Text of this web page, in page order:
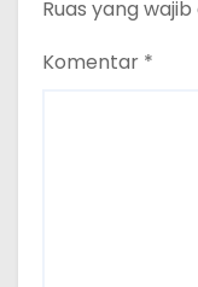
Ruas yang
Komentar *